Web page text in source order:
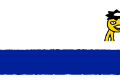
ュ